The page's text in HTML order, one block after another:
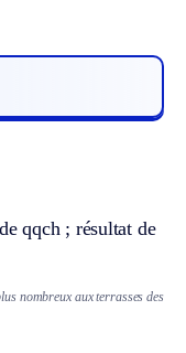
qqch ; résultat de
nombreux aux terrasses des